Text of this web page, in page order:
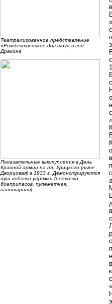
Театрализованное представление
«Рождественское дог-шоу» в год
Дракона
Показательные выступления в День
Красной армии на пл. Урицкого (ныне
Дворцовая) в 1933 г. Демонстрируются
три собачьи упряжки (подвозка
боеприпасов, пулеметная,
санитарная)